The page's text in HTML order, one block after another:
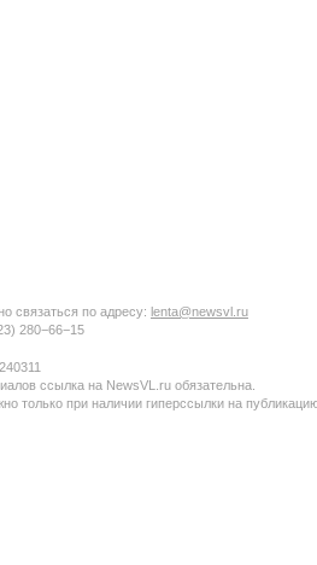
связаться по адресу: lenta@newsvl.ru
280−66−15
ссылка на NewsVL.ru обязательна.
только при наличии гиперссылки на